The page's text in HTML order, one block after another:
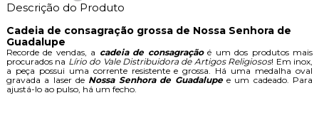
Descrição do Produto
Cadeia de consagração grossa de Nossa Senhora de
Guadalupe
Recorde de vendas, a cadeia de consagraçãoé um dos produtos mais
procurados na Lírio do Vale Distribuidora de Artigos Religiosos! Em inox,
a peça possui uma corrente resistente e grossa. Há uma medalha oval
gravada a laser de Nossa Senhora de Guadalupee um cadeado. Para
ajustá-lo ao pulso, há um fecho.